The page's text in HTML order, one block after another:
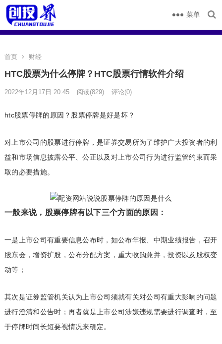
菜单
首页 财经
HTC股票为什么停牌？HTC股票行情软件介绍
2022年12月17日 20:45 阅读(829) 评论(0)
htc股票停牌的原因？股票停牌是好是坏？
对上市公司的股票进行停牌，是证券交易所为了维护广大投资者的利
益和市场信息披露公平、公正以及对上市公司行为进行监管约束而采
取的必要措施。
一般来说，股票停牌有以下三个方面的原因：
一是上市公司有重要信息公布时，如公布年报、中期业绩报告，召开
股东会，增资扩股，公布分配方案，重大收购兼并，投资以及股权变
动等；
其次是证券监管机关认为上市公司须就有关对公司有重大影响的问题
进行澄清和公告时；再者就是上市公司涉嫌违规需要进行调查时，至
于停牌时间长短要视情况来确定。